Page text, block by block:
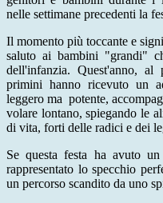
nelle settimane precedenti la
​​Il momento più toccante e
saluto ai bambini "grandi"
dell'infanzia. Quest'anno,
primini hanno ricevuto un
leggero ma potente,
volare lontano, spiegando le
di vita, forti delle radici e dei
​​Se questa festa ha avuto
rappresentato lo specchio
un percorso scandito da uno